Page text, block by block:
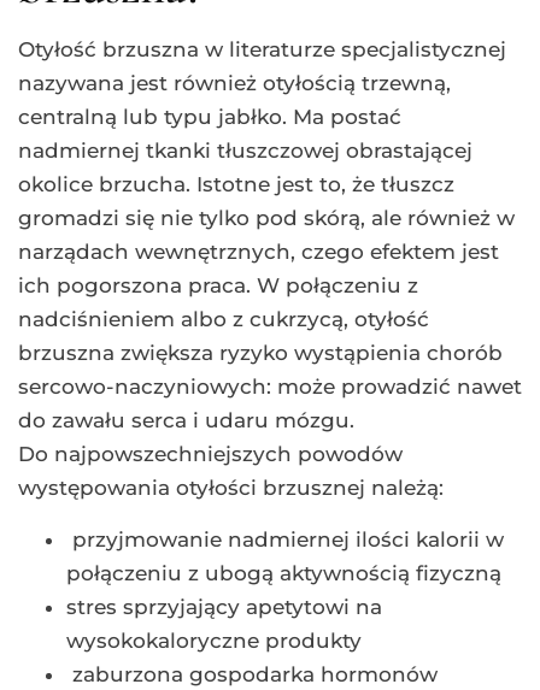
Otyłość brzuszna w literaturze specjalistycznej
nazywana jest również otyłością trzewną,
centralną lub typu jabłko. Ma postać
nadmiernej tkanki tłuszczowej obrastającej
okolice brzucha. Istotne jest to, że tłuszcz
gromadzi się nie tylko pod skórą, ale również w
narządach wewnętrznych, czego efektem jest
ich pogorszona praca. W połączeniu z
nadciśnieniem albo z cukrzycą, otyłość
brzuszna zwiększa ryzyko wystąpienia chorób
sercowo-naczyniowych: może prowadzić nawet
do zawału serca i udaru mózgu.
Do najpowszechniejszych powodów
występowania otyłości brzusznej należą:
przyjmowanie nadmiernej ilości kalorii w
połączeniu z ubogą aktywnością fizyczną
stres sprzyjający apetytowi na
wysokokaloryczne produkty
zaburzona gospodarka hormonów